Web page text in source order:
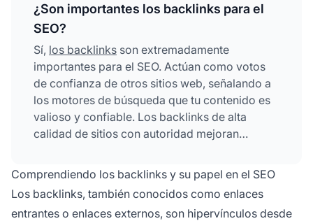
¿Son importantes los backlinks para el
SEO?
Sí, los backlinks son extremadamente
importantes para el SEO. Actúan como votos
de confianza de otros sitios web, señalando a
los motores de búsqueda que tu contenido es
valioso y confiable. Los backlinks de alta
calidad de sitios con autoridad mejoran
aumentan el tráfico orgánico y potencian la
autoridad de dominio.
Comprendiendo los backlinks y su papel en el SEO
Los backlinks, también conocidos como enlaces
entrantes o enlaces externos, son hipervínculos desde